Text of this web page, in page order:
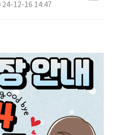
24-12-16 14:47